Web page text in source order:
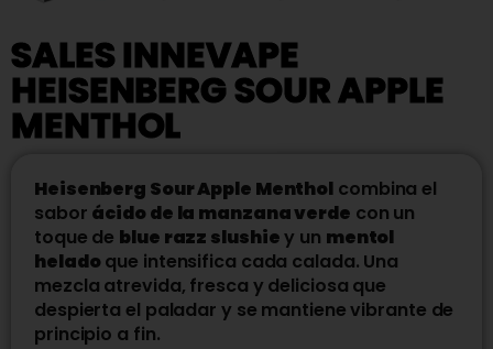
SALES INNEVAPE
HEISENBERG SOUR APPLE
MENTHOL
Heisenberg Sour Apple Menthol combina el
sabor ácido de la manzana verde con un
toque de blue razz slushiey un mentol
heladoque intensifica cada calada. Una
mezcla atrevida, fresca y deliciosa que
despierta el paladar y se mantiene vibrante de
principio a fin.